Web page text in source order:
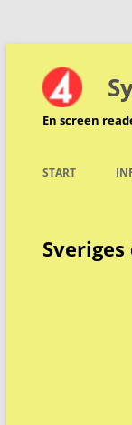
Hoppa
innehåll
En screen
START